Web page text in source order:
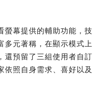
螢幕提供的輔助功能，技
多元著稱，在顯示模式上
還預留了三組使用者自訂
依照自身需求、喜好以及